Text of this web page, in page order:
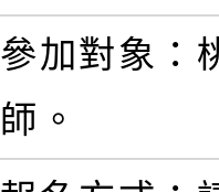
參加對象：
師。